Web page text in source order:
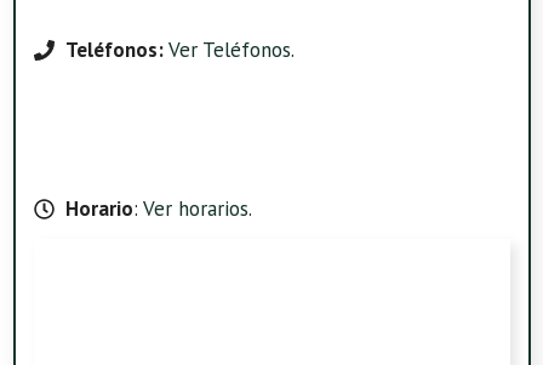
Teléfonos:Ver Teléfonos.
Horario: Ver horarios.